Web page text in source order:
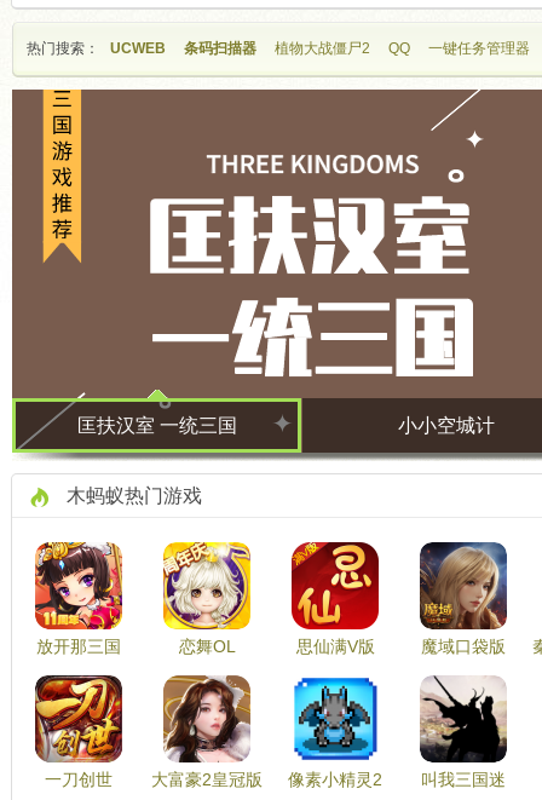
热门搜索： UCWEB 条码扫描器 植物大战僵尸2 QQ 一键任务管理器
木蚂蚁安卓游戏
匡扶汉室 一统三国 小小空城计
木蚂蚁热门游戏
放开那三国 恋舞OL 思仙满V版 魔域口袋版
一刀创世 大富豪2皇冠版 像素小精灵2 叫我三国迷